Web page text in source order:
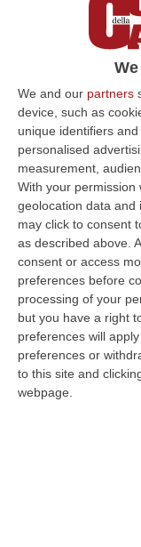
We and our partners
device, such as
unique identifiers
personalised
measurement,
With your permission
geolocation data and
may click to consent
as described above.
consent or access
preferences before
processing of your
but you have a right
preferences will
preferences or
to this site and
webpage.
Clicca e segui
In Calabria, ad
eseguiti sono
persone
sono 399925
Questi sono i
all’epidemia
Dipartimenti di
Regione
dell’epidemia,
distribuiti: